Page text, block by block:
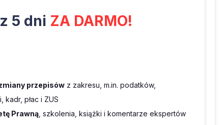
5 dni ZA DARMO!
przepisówz zakresu, m.in. podatków,
kadr, płac i ZUS
Prawną, szkolenia, książki i komentarze ekspertów